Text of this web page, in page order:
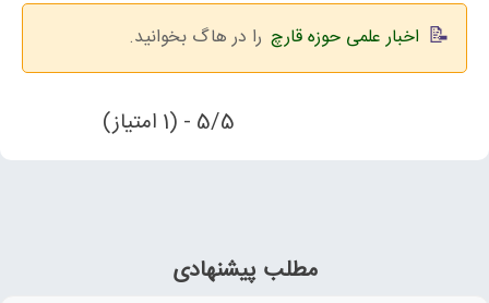
اخبار علمی حوزه قارچ را در هاگ بخوانید.
5/5 - (1 امتیاز)
مطلب پیشنهادی